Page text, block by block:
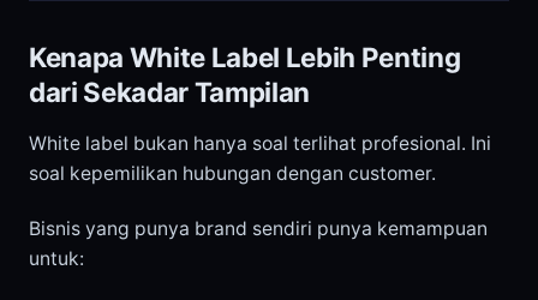
Kenapa White Label Lebih Penting
dari Sekadar Tampilan
White label bukan hanya soal terlihat profesional. Ini
soal kepemilikan hubungan dengan customer.
Bisnis yang punya brand sendiri punya kemampuan
untuk: